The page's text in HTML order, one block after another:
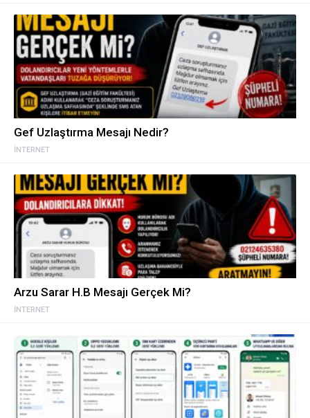
İNTERNET
Gef Uzlaştırma Mesajı Nedir?
İNTERNET
Arzu Sarar H.B Mesajı Gerçek Mi?